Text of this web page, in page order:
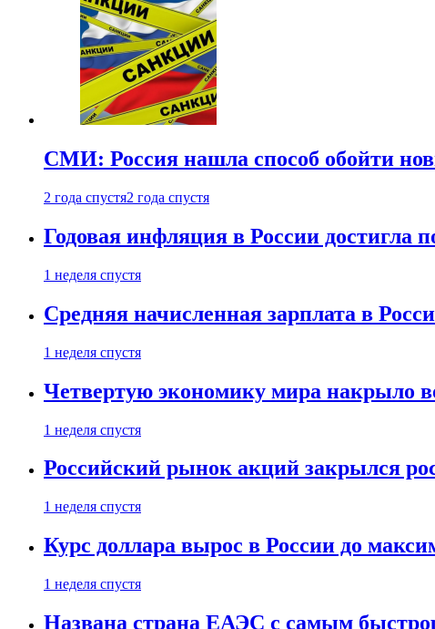
СМИ: Россия нашла способ обойти
2 года спустя2 года спустя
Годовая инфляция в России достигла
1 неделя спустя
Средняя начисленная зарплата в
1 неделя спустя
Четвертую экономику мира накрыло
1 неделя спустя
Российский рынок акций закрылся
1 неделя спустя
Курс доллара вырос в России до
1 неделя спустя
Названа страна ЕАЭС с самым